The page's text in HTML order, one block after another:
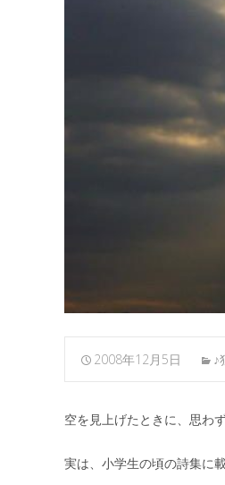
2008年12月5日 ♪
空を見上げたときに、思わ
実は、小学生の頃の詩集に